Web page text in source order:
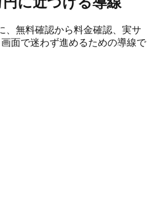
、無料確認から料金確認、実サ
面で迷わず進めるための導線で